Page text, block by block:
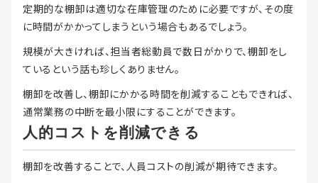
定期的な棚卸は適切な在庫管理のために必要ですが、その度
に時間がかかってしまうという場合もあるでしょう。
規模が大きければ、担当者総動員で数日がかりで、棚卸をし
ているという話も珍しくありません。
棚卸を改善し、棚卸にかかる時間を削減することもできれば、
通常業務の中断を最小限にすることができます。
人的コストを削減できる
棚卸を改善することで、人員コストの削減が期待できます。